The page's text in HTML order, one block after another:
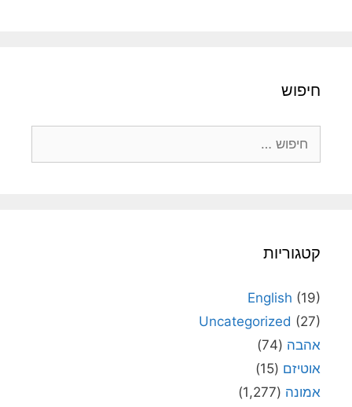
חיפוש
קטגוריות
English (19)
Uncategorized (27)
אהבה (74)
אוטיזם (15)
אמונה (1,277)